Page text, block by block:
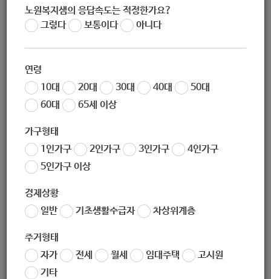
노원복지샘의 응답속도는 적정한가요?
그렇다
보통이다 아니다
연령
10대
20대 30대 40대
50대
60대
65세 이상
가구형태
1인가구
2인가구 3인가구
4인가구
5인가구 이상
경제상황
일반
기초생활수급자 차상위계층
주거형태
자가
전세 월세 임대주택
고시원
기타
02-939-0735
02-939-6526
hongpa73@hanmail.net
http://silver.hongpa.or.kr/
(우) 01623
서울특별시 노원구 동일로248길 30 (상계동)
서울특별시 노원구 동일로248길 30 (상계동)